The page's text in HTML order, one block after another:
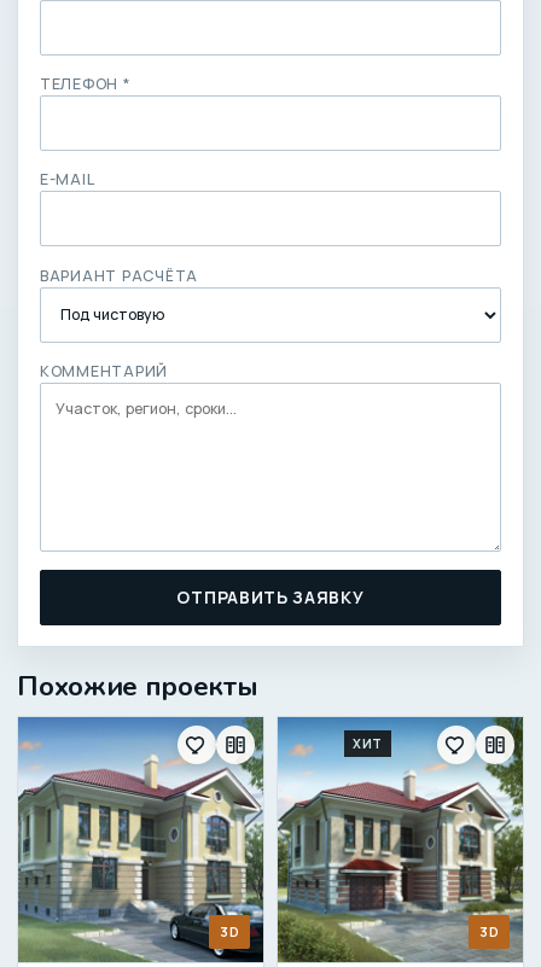
ТЕЛЕФОН *
E-MAIL
ВАРИАНТ РАСЧЁТА
КОММЕНТАРИЙ
ОТПРАВИТЬ ЗАЯВКУ
Похожие проекты
3D 3D
ХИТ